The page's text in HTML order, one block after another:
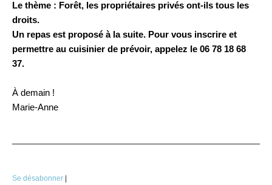
Le thème : Forêt, les propriétaires privés ont-ils tous les
droits.
Un repas est proposé à la suite. Pour vous inscrire et
permettre au cuisinier de prévoir, appelez le 06 78 18 68
37.
À demain !
Marie-Anne
Se désabonner